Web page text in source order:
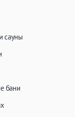
сауны
бани